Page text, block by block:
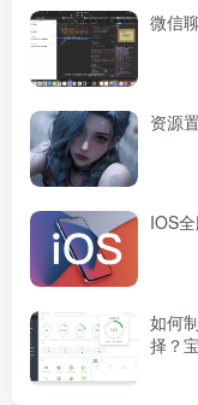
微信
资源
IOS
如何
择？